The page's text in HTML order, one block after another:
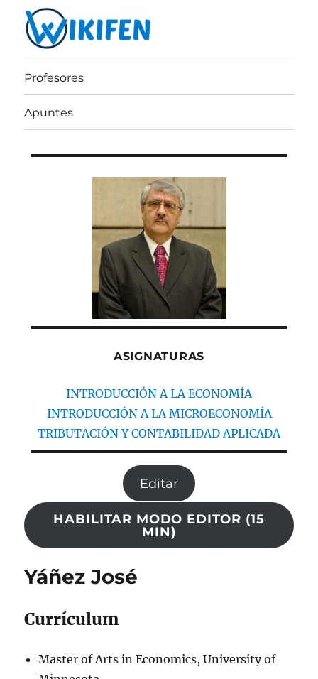
Wikifen
Profesores
Apuntes
Yáñez José
Currículum
Master of Arts in Economics, University of
ASIGNATURAS
INTRODUCCIÓN A LA ECONOMÍA
INTRODUCCIÓN A LA MICROECONOMÍA
TRIBUTACIÓN Y CONTABILIDAD APLICADA
Editar
HABILITAR MODO EDITOR (15
MIN)